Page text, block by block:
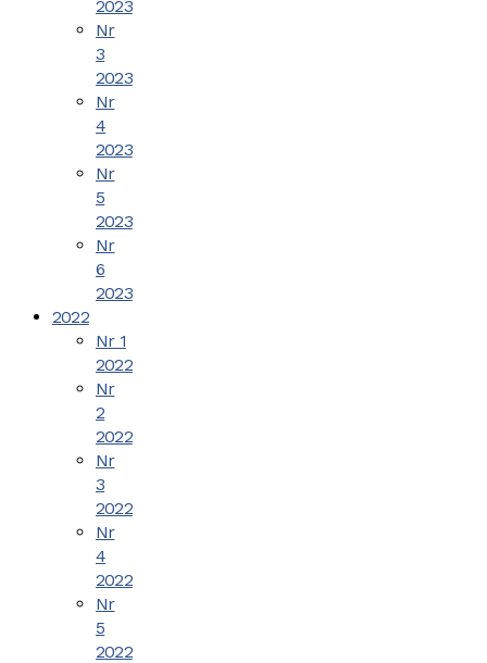
2023
Nr
3
2023
Nr
4
2023
Nr
5
2023
Nr
6
2023
2022
Nr 1
2022
Nr
2
2022
Nr
3
2022
Nr
4
2022
Nr
5
2022